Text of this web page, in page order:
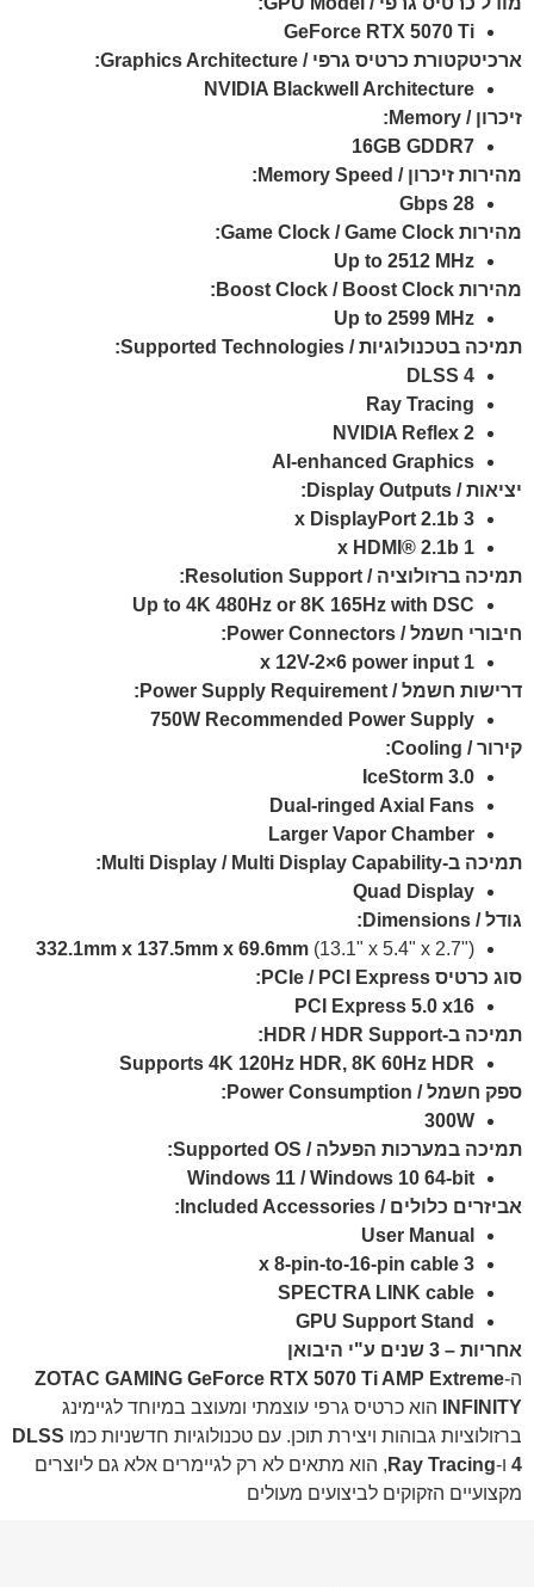
GeForce RTX 5070 Ti
ארכיטקטורת כרטיס גרפי / Graphics Architecture:
NVIDIA Blackwell Architecture
זיכרון / Memory:
16GB GDDR7
מהירות זיכרון / Memory Speed:
28 Gbps
מהירות Game Clock / Game Clock:
Up to 2512 MHz
מהירות Boost Clock / Boost Clock:
Up to 2599 MHz
תמיכה בטכנולוגיות / Supported Technologies:
DLSS 4
Ray Tracing
NVIDIA Reflex 2
AI-enhanced Graphics
יציאות / Display Outputs:
3 x DisplayPort 2.1b
1 x HDMI® 2.1b
תמיכה ברזולוציה / Resolution Support:
Up to 4K 480Hz or 8K 165Hz with DSC
חיבורי חשמל / Power Connectors:
1 x 12V-2×6 power input
דרישות חשמל / Power Supply Requirement:
750W Recommended Power Supply
קירור / Cooling:
IceStorm 3.0
Dual-ringed Axial Fans
Larger Vapor Chamber
תמיכה ב-Multi Display / Multi Display Capability:
Quad Display
גודל / Dimensions:
332.1mm x 137.5mm x 69.6mm (13.1" x 5.4" x 2.7")
סוג כרטיס PCIe / PCI Express:
PCI Express 5.0 x16
תמיכה ב-HDR / HDR Support:
Supports 4K 120Hz HDR, 8K 60Hz HDR
ספק חשמל / Power Consumption:
300W
תמיכה במערכות הפעלה / Supported OS:
Windows 11 / Windows 10 64-bit
אביזרים כלולים / Included Accessories:
User Manual
3 x 8-pin-to-16-pin cable
SPECTRA LINK cable
GPU Support Stand
אחריות – 3 שנים ע"י היבואן
ה-ZOTAC GAMING GeForce RTX 5070 Ti AMP Extreme
INFINITY
הוא כרטיס גרפי עוצמתי ומעוצב במיוחד לגיימינג
ברזולוציות גבוהות ויצירת תוכן. עם טכנולוגיות חדשניות כמו DLSS
4 ו-Ray Tracing , הוא מתאים לא רק לגיימרים אלא גם ליוצרים
מקצועיים הזקוקים לביצועים מעולים